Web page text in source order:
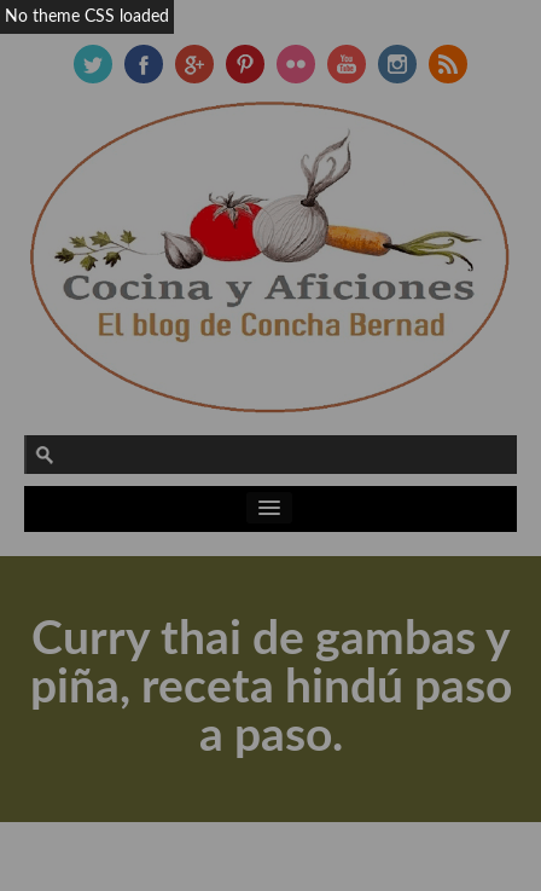
Actualidad y recomendaciones
Apuntes, estudios sobre temas interesantes e importantes
Aceite de Oliva Virgen Extra (AOVE)
Recetas maridadas con los mejores AOVES
Curry thai de gambas y
piña, receta hindú paso
a paso.
No theme CSS loaded